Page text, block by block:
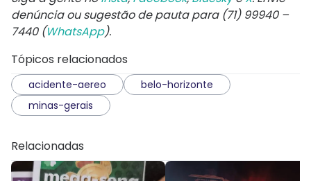
denúncia ou sugestão de pauta para (71) 99940 –
7440 (WhatsApp).
Tópicos relacionados
acidente-aereo
belo-horizonte
minas-gerais
Relacionadas